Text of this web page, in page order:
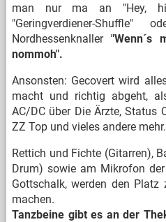
man nur ma an "Hey,
"Geringverdiener-
Nordhessenknaller "Wenn´s
nommoh".
Ansonsten: Gecovert wird
macht und richtig abgeht,
AC/DC über Die Ärzte, Status
ZZ Top und vieles andere mehr.
Rettich und Fichte (Gitarren),
Drum) sowie am Mikrofon
Gottschalk, werden den Platz
machen.
Tanzbeine gibt es an der